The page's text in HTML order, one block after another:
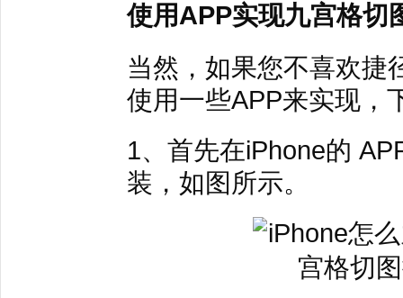
使用APP实现九宫格切
当然，如果您不喜欢捷
使用一些APP来实现，
1、首先在iPhone的
装，如图所示。